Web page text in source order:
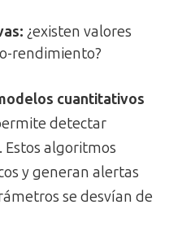
¿existen valores
rendimiento?
cuantitativos
detectar
algoritmos
y generan alertas
se desvían de